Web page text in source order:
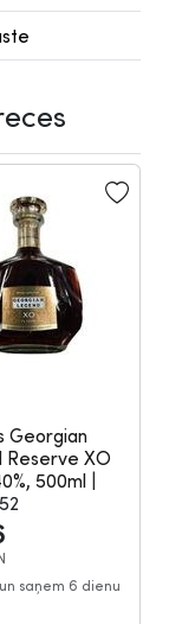
Georgian
Reserve XO
500ml
saņem 6 dienu